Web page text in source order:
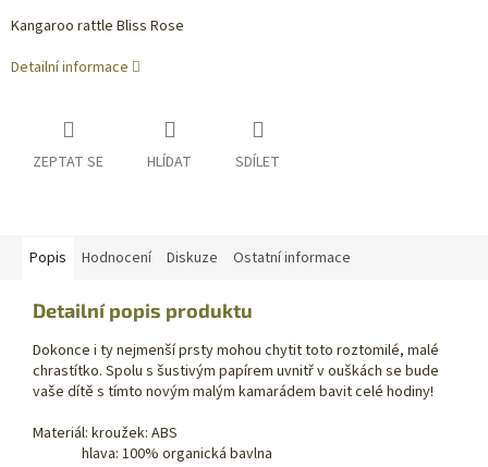
Kangaroo rattle Bliss Rose
Detailní informace
ZEPTAT SE HLÍDAT SDÍLET
Popis Hodnocení Diskuze Ostatní informace
Detailní popis produktu
Dokonce i ty nejmenší prsty mohou chytit toto roztomilé, malé
chrastítko. Spolu s šustivým papírem uvnitř v ouškách se bude
vaše dítě s tímto novým malým kamarádem bavit celé hodiny!
Materiál: kroužek: ABS
hlava: 100% organická bavlna